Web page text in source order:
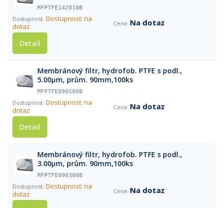
MFPTFE142010B
Dostupnost: na
dotaz
Na dotaz
Detail
Membránový filtr, hydrofob. PTFE s podl.,
5.00µm, prům. 90mm,100ks
MFPTFE090500B
Dostupnost: na
dotaz
Na dotaz
Detail
Membránový filtr, hydrofob. PTFE s podl.,
3.00µm, prům. 90mm,100ks
MFPTFE090300B
Dostupnost: na
dotaz
Na dotaz